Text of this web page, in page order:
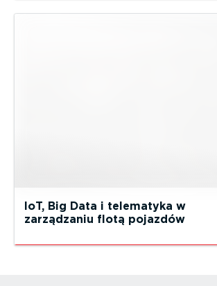
IoT, Big Data i telematyka w
zarządzaniu flotą pojazdów